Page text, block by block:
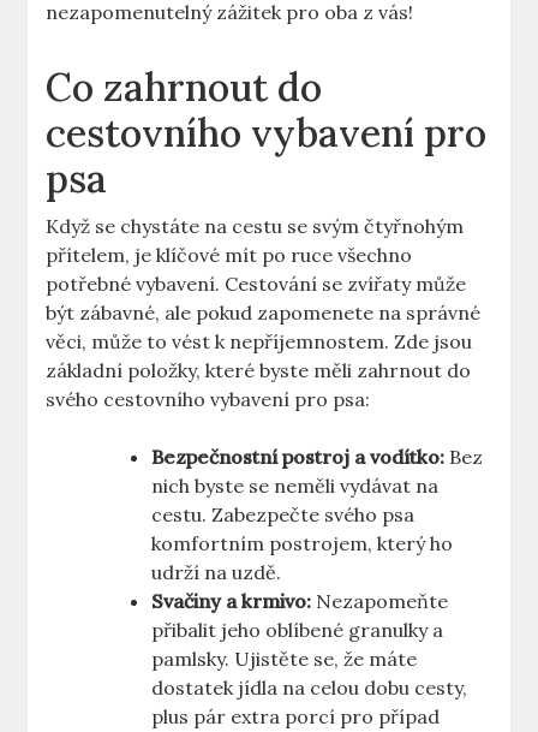
nezapomenutelný zážitek pro oba z vás!
Co zahrnout do
cestovního vybavení pro
psa
Když se chystáte na cestu se svým čtyřnohým
přítelem, je klíčové mít po ruce všechno
potřebné vybavení. Cestování se zvířaty může
být zábavné, ale pokud zapomenete na správné
věci, může to vést k nepříjemnostem. Zde jsou
základní položky, které byste měli zahrnout do
svého cestovního vybavení pro psa:
Bezpečnostní postroj a vodítko: Bez
nich byste se neměli vydávat na
cestu. Zabezpečte svého psa
komfortním postrojem, který ho
udrží na uzdě.
Svačiny a krmivo: Nezapomeňte
přibalit jeho oblíbené granulky a
pamlsky. Ujistěte se, že máte
dostatek jídla na celou dobu cesty,
plus pár extra porcí pro případ